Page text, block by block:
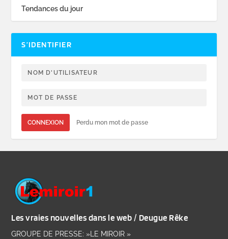
Tendances du jour
S’IDENTIFIER
CONNEXION Perdu mon mot de passe
Les vraies nouvelles dans le web / Deugue Rêke
GROUPE DE PRESSE: »LE MIROIR »